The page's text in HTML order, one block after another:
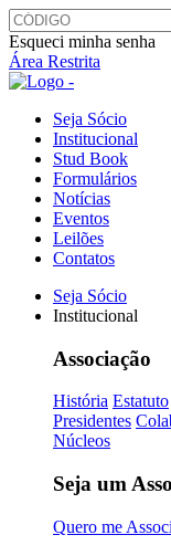
Esqueci minha senha
Área Restrita
Seja Sócio
Institucional
Stud Book
Formulários
Notícias
Eventos
Leilões
Contatos
Seja Sócio
Institucional
Associação
História Estatuto
Presidentes
Núcleos
Seja um
Quero me